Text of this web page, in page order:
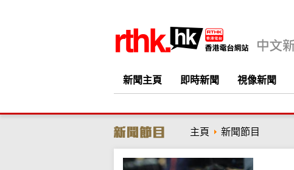
新聞主頁 即時新聞 視像新聞
主頁 新聞節目